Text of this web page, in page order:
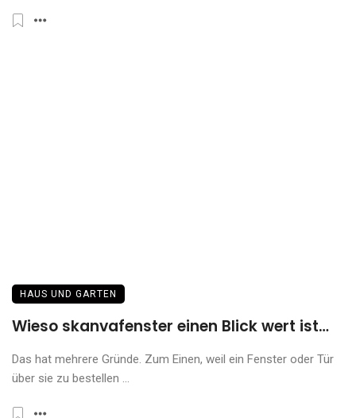
HAUS UND GARTEN
Wieso skanvafenster einen Blick wert ist…
Das hat mehrere Gründe. Zum Einen, weil ein Fenster oder Tür
über sie zu bestellen ...